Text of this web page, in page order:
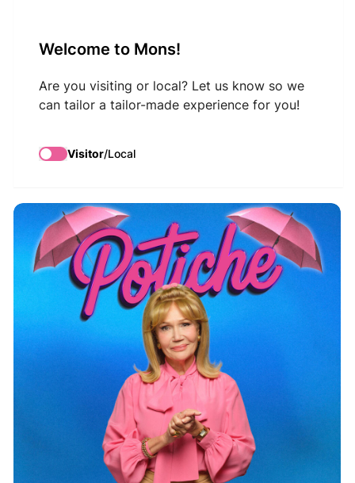
Welcome to Mons!
Are you visiting or local? Let us know so we
can tailor a tailor-made experience for you!
Visitor/Local
Potiche